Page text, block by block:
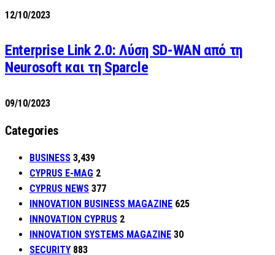
12/10/2023
Enterprise Link 2.0: Λύση SD-WAN από τη
Neurosoft και τη Sparcle
09/10/2023
Categories
BUSINESS 3,439
CYPRUS E-MAG 2
CYPRUS NEWS 377
INNOVATION BUSINESS MAGAZINE 625
INNOVATION CYPRUS 2
INNOVATION SYSTEMS MAGAZINE 30
SECURITY 883